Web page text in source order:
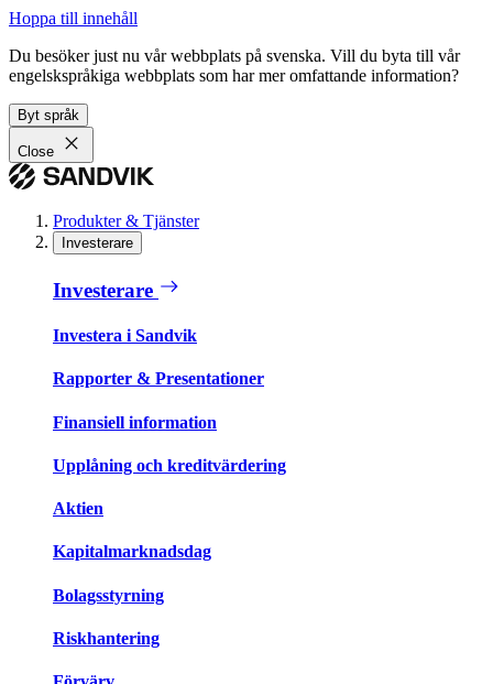
Hoppa till innehåll
Du besöker just nu vår webbplats på svenska. Vill du byta till vår
engelskspråkiga webbplats som har mer omfattande information?
Byt språk
Close
Produkter & Tjänster
Investerare
Investerare
Investera i Sandvik
Rapporter & Presentationer
Finansiell information
Upplåning och kreditvärdering
Aktien
Kapitalmarknadsdag
Bolagsstyrning
Riskhantering